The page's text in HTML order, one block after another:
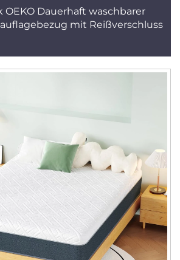
OEKO Dauerhaft waschbarer
mit Reißverschluss